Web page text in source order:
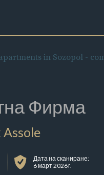
in Sozopol -
Фирма
Дата на сканиране:
6 март 2026 г.